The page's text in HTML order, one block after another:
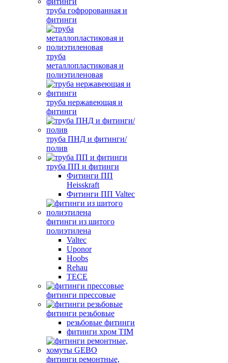
труба гофророванная и
фитинги
труба
металлопластиковая и
полиэтиленовая
труба нержавеющая и
фитинги
труба ПНД и фитинги/
полив
труба ПП и фитинги
Фитинги ПП
Heisskraft
Фитинги ПП Valtec
фитинги из шитого
полиэтилена
Valtec
Uponor
Hoobs
Rehau
TECE
фитинги прессовые
фитинги резьбовые
резьбовые фитинги
фитинги хром TIM
фитинги ремонтные,